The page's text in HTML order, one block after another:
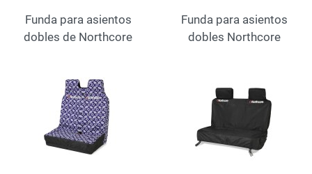
Funda para asientos
dobles de Northcore
Funda para asientos
dobles Northcore